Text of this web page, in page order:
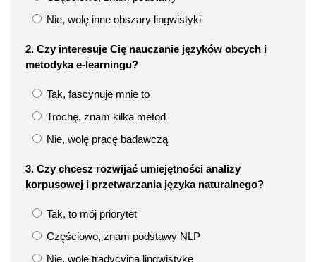
Nie, wolę inne obszary lingwistyki
2. Czy interesuje Cię nauczanie języków obcych i
metodyka e-learningu?
Tak, fascynuje mnie to
Trochę, znam kilka metod
Nie, wolę pracę badawczą
3. Czy chcesz rozwijać umiejętności analizy
korpusowej i przetwarzania języka naturalnego?
Tak, to mój priorytet
Częściowo, znam podstawy NLP
Nie, wolę tradycyjną lingwistykę